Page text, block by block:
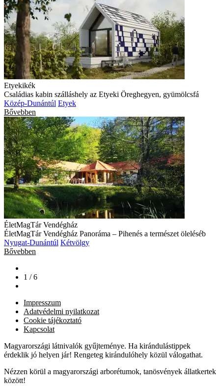
Etyekikék
Családias kabin szálláshely az Etyeki Öreghegyen, gyümölcsfá
Közép-Dunántúl Etyek
Bővebben
ÉletMagTár Vendégház
ÉletMagTár Vendégház Panoráma – Pihenés a természet öleléséb
Nyugat-Dunántúl Kétvölgy
Bővebben
1 / 6
Impresszum
Adatvédelmi nyilatkozat
Cookie tájékoztató
Kapcsolat
Magyarországi látnivalók gyűjteménye. Ha kirándulástippek
érdeklik jó helyen jár! Rengeteg kirándulóhely közül válogathat.
Nézzen körül a magyarországi arborétumok, tanösvények állatkertek
között!